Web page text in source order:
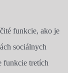
funkcie, ako je
sociálnych
funkcie tretích